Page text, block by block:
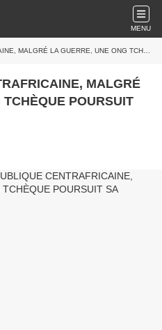
MENU
GUERRE, UNE ONG TCHÈQUE POURSUIT SA MISSION
MALGRÉ
POURSUIT